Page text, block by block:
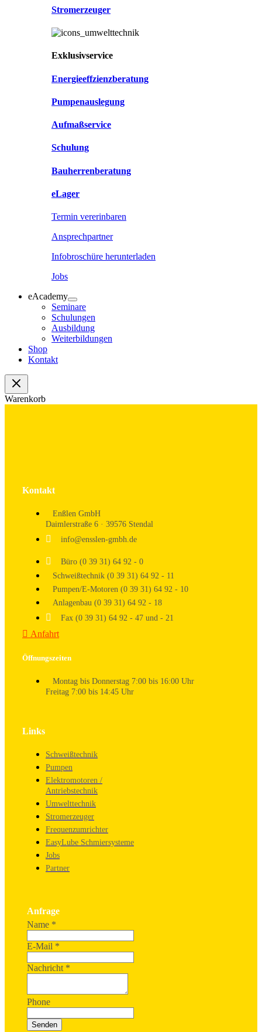
Stromerzeuger
Exklusivservice
Energieeffzienzberatung
Pumpenauslegung
Aufmaßservice
Schulung
Bauherrenberatung
eLager
Termin vererinbaren
Ansprechpartner
Infobroschüre herunterladen
Jobs
eAcademy
Seminare
Schulungen
Ausbildung
Weiterbildungen
Shop
Kontakt
Warenkorb
Kontakt
Enßlen GmbH
Daimlerstraße 6 · 39576 Stendal
info@ensslen-gmbh.de
Büro (0 39 31) 64 92 - 0
Schweißtechnik (0 39 31) 64 92 - 11
Pumpen/E-Motoren (0 39 31) 64 92 - 10
Anlagenbau (0 39 31) 64 92 - 18
Fax (0 39 31) 64 92 - 47 und - 21
Anfahrt
Öffnungszeiten
Montag bis Donnerstag 7:00 bis 16:00 Uhr
Freitag 7:00 bis 14:45 Uhr
Links
Schweißtechnik
Pumpen
Elektromotoren /
Antriebstechnik
Umwelttechnik
Stromerzeuger
Frequenzumrichter
EasyLube Schmiersysteme
Jobs
Partner
Anfrage
Name *
E-Mail *
Nachricht *
Phone
Senden